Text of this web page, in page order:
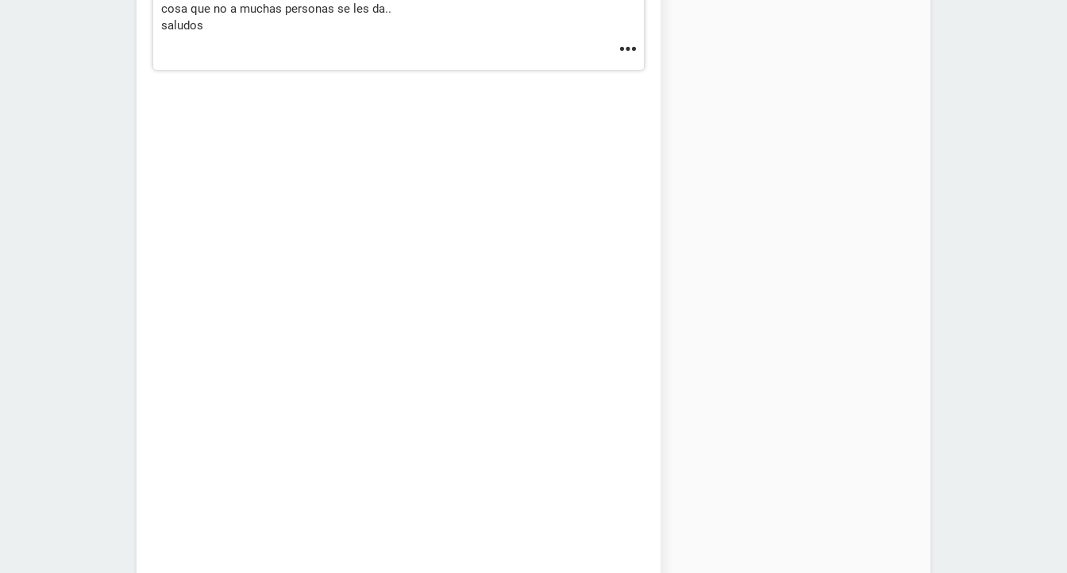
cosa que no a muchas personas se les da..
saludos